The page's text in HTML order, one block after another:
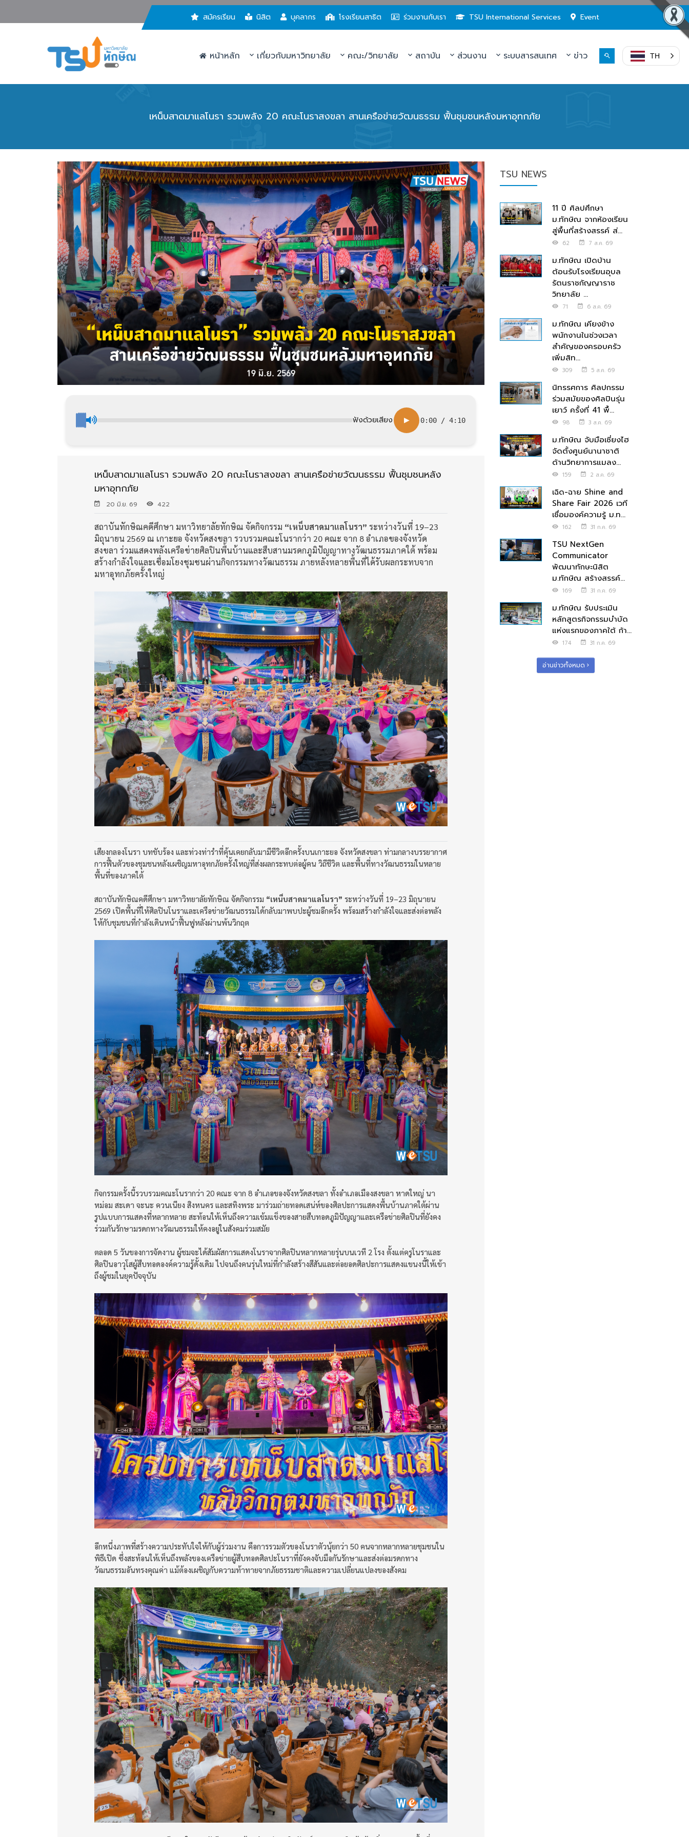
สมัครเรียน นิสิต บุคลากร โรงเรียนสาธิต ร่วมงานกับเรา TSU International Services Event
หน้าหลัก เกี่ยวกับมหาวิทยาลัย คณะ/วิทยาลัย สถาบัน ส่วนงาน ระบบสารสนเทศ ข่าว TH
เหน็บสาดมาแลโนรา รวมพลัง 20 คณะโนราสงขลา สานเครือข่ายวัฒนธรรม ฟื้นชุมชนหลังมหาอุทกภัย
ฟังด้วยเสียง ▶ 0:00 /4:10
เหน็บสาดมาแลโนรา รวมพลัง 20 คณะโนราสงขลา สานเครือข่ายวัฒนธรรม ฟื้นชุมชนหลัง
มหาอุทกภัย
20 มิ.ย. 69 422
สถาบันทักษิณคดีศึกษา มหาวิทยาลัยทักษิณ จัดกิจกรรม “เหน็บสาดมาแลโนรา” ระหว่างวันที่ 19–23
มิถุนายน 2569 ณ เกาะยอ จังหวัดสงขลา รวบรวมคณะโนรากว่า 20 คณะ จาก 8 อำเภอของจังหวัด
สงขลา ร่วมแสดงพลังเครือข่ายศิลปินพื้นบ้านและสืบสานมรดกภูมิปัญญาทางวัฒนธรรมภาคใต้ พร้อม
สร้างกำลังใจและเชื่อมโยงชุมชนผ่านกิจกรรมทางวัฒนธรรม ภายหลังหลายพื้นที่ได้รับผลกระทบจาก
มหาอุทกภัยครั้งใหญ่
เสียงกลองโนรา บทขับร้อง และท่วงท่ารำที่คุ้นเคยกลับมามีชีวิตอีกครั้งบนเกาะยอ จังหวัดสงขลา ท่ามกลางบรรยากาศ
การฟื้นตัวของชุมชนหลังเผชิญมหาอุทกภัยครั้งใหญ่ที่ส่งผลกระทบต่อผู้คน วิถีชีวิต และพื้นที่ทางวัฒนธรรมในหลาย
พื้นที่ของภาคใต้
สถาบันทักษิณคดีศึกษา มหาวิทยาลัยทักษิณ จัดกิจกรรม “เหน็บสาดมาแลโนรา” ระหว่างวันที่ 19–23 มิถุนายน
2569 เปิดพื้นที่ให้ศิลปินโนราและเครือข่ายวัฒนธรรมได้กลับมาพบปะผู้ชมอีกครั้ง พร้อมสร้างกำลังใจและส่งต่อพลัง
ให้กับชุมชนที่กำลังเดินหน้าฟื้นฟูหลังผ่านพ้นวิกฤต
กิจกรรมครั้งนี้รวบรวมคณะโนรากว่า 20 คณะ จาก 8 อำเภอของจังหวัดสงขลา ทั้งอำเภอเมืองสงขลา หาดใหญ่ นา
หม่อม สะเดา จะนะ ควนเนียง สิงหนคร และสทิงพระ มาร่วมถ่ายทอดเสน่ห์ของศิลปะการแสดงพื้นบ้านภาคใต้ผ่าน
รูปแบบการแสดงที่หลากหลาย สะท้อนให้เห็นถึงความเข้มแข็งของสายสืบทอดภูมิปัญญาและเครือข่ายศิลปินที่ยังคง
ร่วมกันรักษามรดกทางวัฒนธรรมให้คงอยู่ในสังคมร่วมสมัย
ตลอด 5 วันของการจัดงาน ผู้ชมจะได้สัมผัสการแสดงโนราจากศิลปินหลากหลายรุ่นบนเวที 2 โรง ตั้งแต่ครูโนราและ
ศิลปินอาวุโสผู้สืบทอดองค์ความรู้ดั้งเดิม ไปจนถึงคนรุ่นใหม่ที่กำลังสร้างสีสันและต่อยอดศิลปะการแสดงแขนงนี้ให้เข้า
ถึงผู้ชมในยุคปัจจุบัน
อีกหนึ่งภาพที่สร้างความประทับใจให้กับผู้ร่วมงาน คือการรวมตัวของโนราตัวนุ้ยกว่า 50 คนจากหลากหลายชุมชนใน
พิธีเปิด ซึ่งสะท้อนให้เห็นถึงพลังของเครือข่ายผู้สืบทอดศิลปะโนราที่ยังคงจับมือกันรักษาและส่งต่อมรดกทาง
วัฒนธรรมอันทรงคุณค่า แม้ต้องเผชิญกับความท้าทายจากภัยธรรมชาติและความเปลี่ยนแปลงของสังคม
TSU NEWS
11 ปี ศิลปศึกษา
ม.ทักษิณ จากห้องเรียน
สู่พื้นที่สร้างสรรค์ ส่...
62 7 ส.ค. 69
ม.ทักษิณ เปิดบ้าน
ต้อนรับโรงเรียนอุบล
รัตนราชกัญญาราช
วิทยาลัย ...
71 6 ส.ค. 69
ม.ทักษิณ เคียงข้าง
พนักงานในช่วงเวลา
สำคัญของครอบครัว
เพิ่มสิท...
309 5 ส.ค. 69
นิทรรศการ ศิลปกรรม
ร่วมสมัยของศิลปินรุ่น
เยาว์ ครั้งที่ 41 พื้...
98 3 ส.ค. 69
ม.ทักษิณ จับมือเซี่ยงไฮ
จัดตั้งศูนย์นานาชาติ
ด้านวิทยาการแมลง...
159 2 ส.ค. 69
เฉิด-ฉาย Shine and
Share Fair 2026 เวที
เชื่อมองค์ความรู้ ม.ท...
162 31 ก.ค. 69
TSU NextGen
Communicator
พัฒนาทักษะนิสิต
ม.ทักษิณ สร้างสรรค์...
169 31 ก.ค. 69
ม.ทักษิณ รับประเมิน
หลักสูตรกิจกรรมบำบัด
แห่งแรกของภาคใต้ ก้า...
174 31 ก.ค. 69
อ่านข่าวทั้งหมด